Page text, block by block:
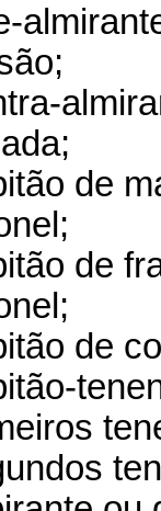
de
de
de